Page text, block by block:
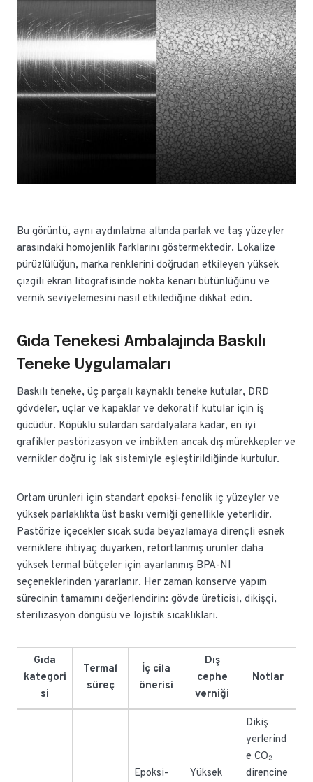
Bu görüntü, aynı aydınlatma altında parlak ve taş yüzeyler
arasındaki homojenlik farklarını göstermektedir. Lokalize
pürüzlülüğün, marka renklerini doğrudan etkileyen yüksek
çizgili ekran litografisinde nokta kenarı bütünlüğünü ve
vernik seviyelemesini nasıl etkilediğine dikkat edin.
Gıda Tenekesi Ambalajında Baskılı
Teneke Uygulamaları
Baskılı teneke, üç parçalı kaynaklı teneke kutular, DRD
gövdeler, uçlar ve kapaklar ve dekoratif kutular için iş
gücüdür. Köpüklü sulardan sardalyalara kadar, en iyi
grafikler pastörizasyon ve imbikten ancak dış mürekkepler ve
vernikler doğru iç lak sistemiyle eşleştirildiğinde kurtulur.
Ortam ürünleri için standart epoksi-fenolik iç yüzeyler ve
yüksek parlaklıkta üst baskı verniği genellikle yeterlidir.
Pastörize içecekler sıcak suda beyazlamaya dirençli esnek
verniklere ihtiyaç duyarken, retortlanmış ürünler daha
yüksek termal bütçeler için ayarlanmış BPA-NI
seçeneklerinden yararlanır. Her zaman konserve yapım
sürecinin tamamını değerlendirin: gövde üreticisi, dikişçi,
sterilizasyon döngüsü ve lojistik sıcaklıkları.
Gıda
kategori
si
Termal
süreç
İç cila
önerisi
Dış
cephe
verniği
Notlar
Epoksi-
Yüksek
Dikiş
yerlerind
e CO₂
direncine